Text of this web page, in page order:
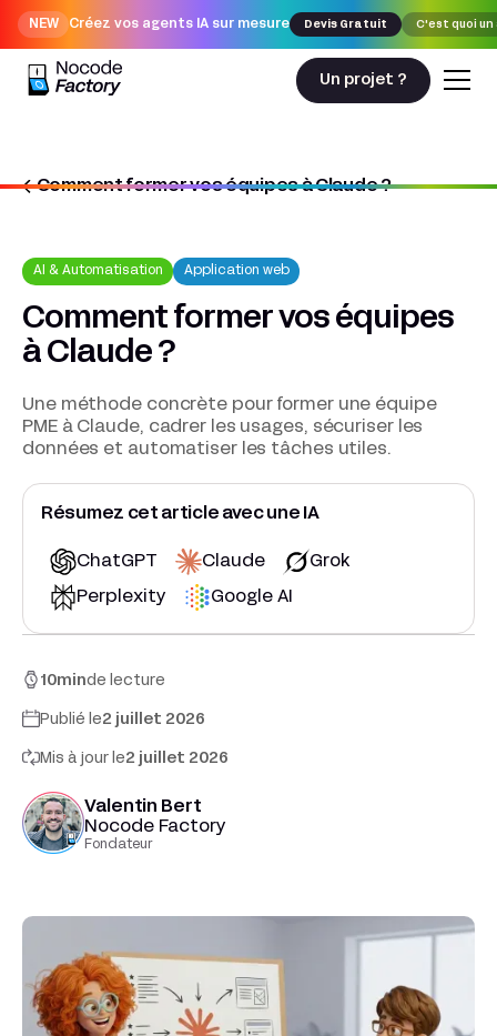
NEW Créez vos agents IA sur mesure Devis Gratuit C'est quoi un
Un projet ?
Comment former vos équipes à Claude ?
Nocodefactory
AI & Automatisation
AI & Automatisation Application web
Comment former vos équipes
à Claude ?
Une méthode concrète pour former une équipe
PME à Claude, cadrer les usages, sécuriser les
données et automatiser les tâches utiles.
Résumez cet article avec une IA
ChatGPT Claude Grok
Perplexity Google AI
10minde lecture
Publié le2 juillet 2026
Mis à jour le2 juillet 2026
Valentin Bert
Nocode Factory
Fondateur